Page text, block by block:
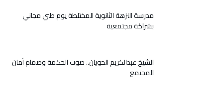
مدرسة النزهة الثانوية المختلطة يوم طبي مجاني
بشراكة مجتمعية
الشيخ عبدالكريم الحويان.. صوت الحكمة وصمام أمان
المجتمع